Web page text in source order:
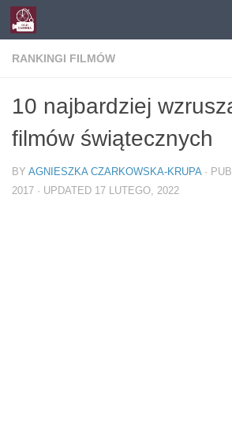
Skip to content
RANKINGI FILMÓW
10 najbardziej
filmów świątecznych
BY AGNIESZKA CZARKOWSKA-KRUPA ·
2017 · UPDATED 17 LUTEGO, 2022